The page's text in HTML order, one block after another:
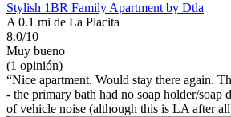
Stylish 1BR Family Apartment by Dtla
A 0.1 mi de La Placita
8.0/10
Muy bueno
(1 opinión)
“Nice apartment. Would stay there again.
- the primary bath had no soap holder/soap
of vehicle noise (although this is LA after